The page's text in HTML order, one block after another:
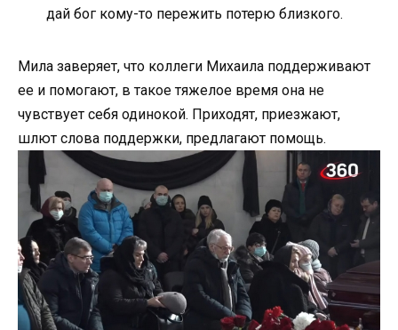
дай бог кому-то пережить потерю близкого.
Мила заверяет, что коллеги Михаила поддерживают
ее и помогают, в такое тяжелое время она не
чувствует себя одинокой. Приходят, приезжают,
шлют слова поддержки, предлагают помощь.